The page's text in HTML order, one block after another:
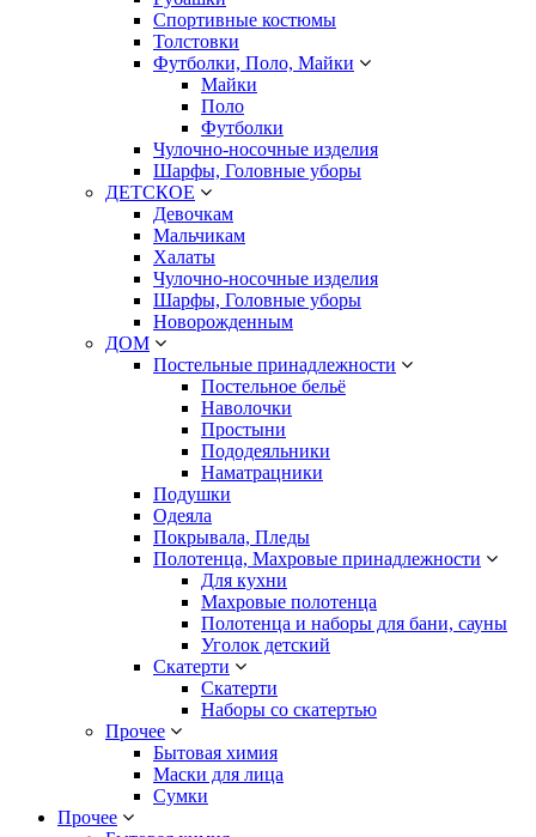
Спортивные костюмы
Толстовки
Футболки, Поло, Майки
Майки
Поло
Футболки
Чулочно-носочные изделия
Шарфы, Головные уборы
ДЕТСКОЕ
Девочкам
Мальчикам
Халаты
Чулочно-носочные изделия
Шарфы, Головные уборы
Новорожденным
ДОМ
Постельные принадлежности
Постельное бельё
Наволочки
Простыни
Пододеяльники
Наматрацники
Подушки
Одеяла
Покрывала, Пледы
Полотенца, Махровые принадлежности
Для кухни
Махровые полотенца
Полотенца и наборы для бани, сауны
Уголок детский
Скатерти
Скатерти
Наборы со скатертью
Прочее
Бытовая химия
Маски для лица
Сумки
Прочее